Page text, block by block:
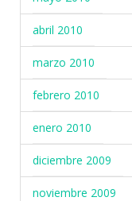
abril 2010
marzo 2010
febrero 2010
enero 2010
diciembre 2009
noviembre 2009